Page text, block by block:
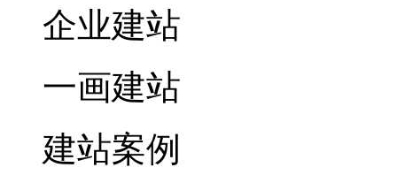
企业建站
一画建站
建站案例